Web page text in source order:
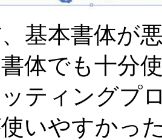
基本書体が
体でも十分
ングプロ
いやすかっ